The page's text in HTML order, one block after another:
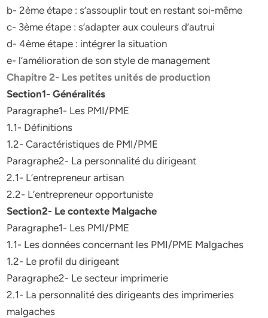
b- 2ème étape : s’assouplir tout en restant soi-même
c- 3ème étape : s’adapter aux couleurs d’autrui
d- 4ème étape : intégrer la situation
e- l’amélioration de son style de management
Chapitre 2- Les petites unités de production
Section1- Généralités
Paragraphe1- Les PMI/PME
1.1- Définitions
1.2- Caractéristiques de PMI/PME
Paragraphe2- La personnalité du dirigeant
2.1- L’entrepreneur artisan
2.2- L’entrepreneur opportuniste
Section2- Le contexte Malgache
Paragraphe1- Les PMI/PME
1.1- Les données concernant les PMI/PME Malgaches
1.2- Le profil du dirigeant
Paragraphe2- Le secteur imprimerie
2.1- La personnalité des dirigeants des imprimeries
malgaches